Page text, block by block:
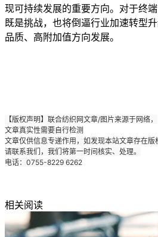
现可持续发展的重要方向。对于终
既是挑战，也将倒逼行业加速转型
品质、高附加值方向发展。
【版权声明】联合纺织网文章/图片来源于网络，
文章真实性需要自行检测
文章仅供信息专递作用，如发现本站文章存在版
请联系我们，我们将第一时间核实、处理。
电话：0755-8229 6262
相关阅读